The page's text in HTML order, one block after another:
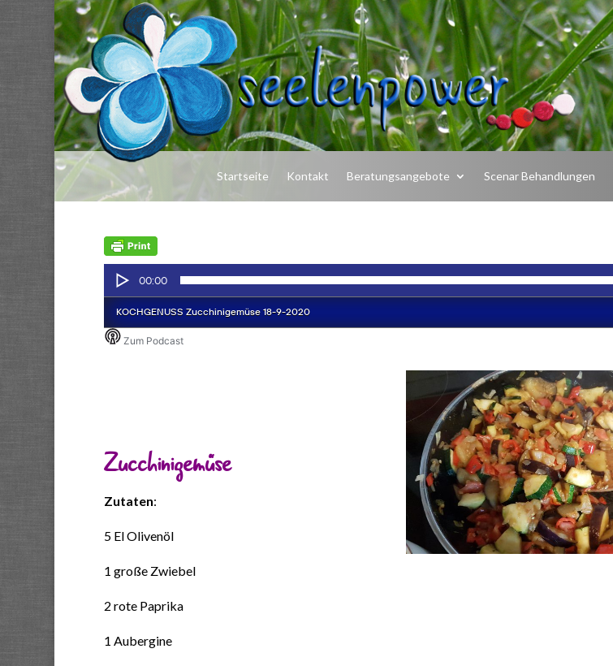
Startseite Kontakt Beratungsangebote Scenar Behandlungen
Zucchinigemüse
Zutaten:
5 El Olivenöl
1 große Zwiebel
2 rote Paprika
1 Aubergine